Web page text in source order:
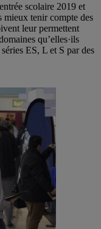
scolaire 2019 et
mieux tenir compte des
leur permettent
qu’elles·ils
ES, L et S par des